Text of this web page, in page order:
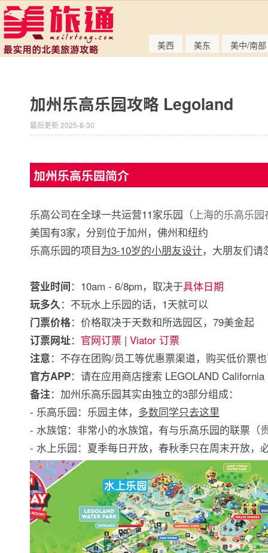
美西 美东 美中/南部
加州乐高乐园攻略 Legoland
最后更新 2025-8-30
加州乐高乐园简介
乐高公司在全球一共运营11家乐园（上海的乐高乐
美国有3家，分别位于加州，佛州和纽约
乐高乐园的项目为3-10岁的小朋友设计，大朋友们请
营业时间：10am - 6/8pm，取决于具体日期
玩多久：不玩水上乐园的话，1天就可以
门票价格：价格取决于天数和所选园区，79美金起
订票网址： 官网订票 | Viator 订票
注意：不存在团购/员工等优惠票渠道，购买低价票
官方APP：请在应用商店搜索 LEGOLAND
备注：加州乐高乐园其实由独立的3部分组成：
- 乐高乐园：乐园主体， 多数同学只去这里
- 水族馆：非常小的水族馆，有与乐高乐园的联票（
- 水上乐园：夏季每日开放，春秋季只在周末开放，